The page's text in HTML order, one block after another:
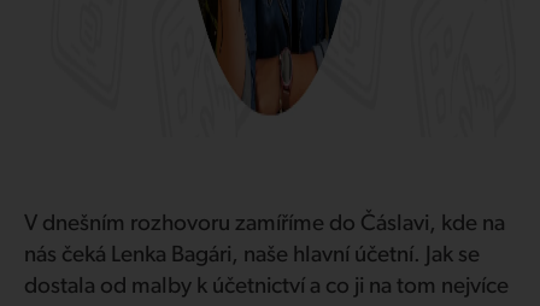
V dnešním rozhovoru zamíříme do Čáslavi, kde na
nás čeká Lenka Bagári, naše hlavní účetní. Jak se
dostala od malby k účetnictví a co ji na tom nejvíce